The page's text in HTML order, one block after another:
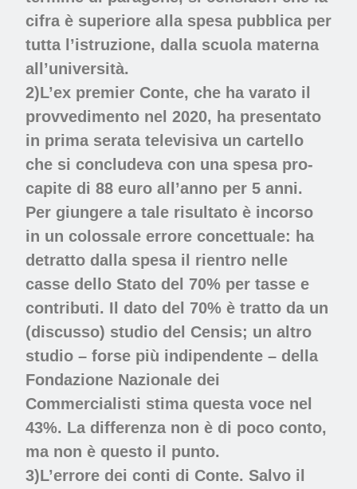
cifra è superiore alla spesa pubblica per
tutta l’istruzione, dalla scuola materna
all’università.
2)L’ex premier Conte, che ha varato il
provvedimento nel 2020, ha presentato
in prima serata televisiva un cartello
che si concludeva con una spesa pro-
capite di 88 euro all’anno per 5 anni.
Per giungere a tale risultato è incorso
in un colossale errore concettuale: ha
detratto dalla spesa il rientro nelle
casse dello Stato del 70% per tasse e
contributi. Il dato del 70% è tratto da un
(discusso) studio del Censis; un altro
studio – forse più indipendente – della
Fondazione Nazionale dei
Commercialisti stima questa voce nel
43%. La differenza non è di poco conto,
ma non è questo il punto.
3)L’errore dei conti di Conte. Salvo il